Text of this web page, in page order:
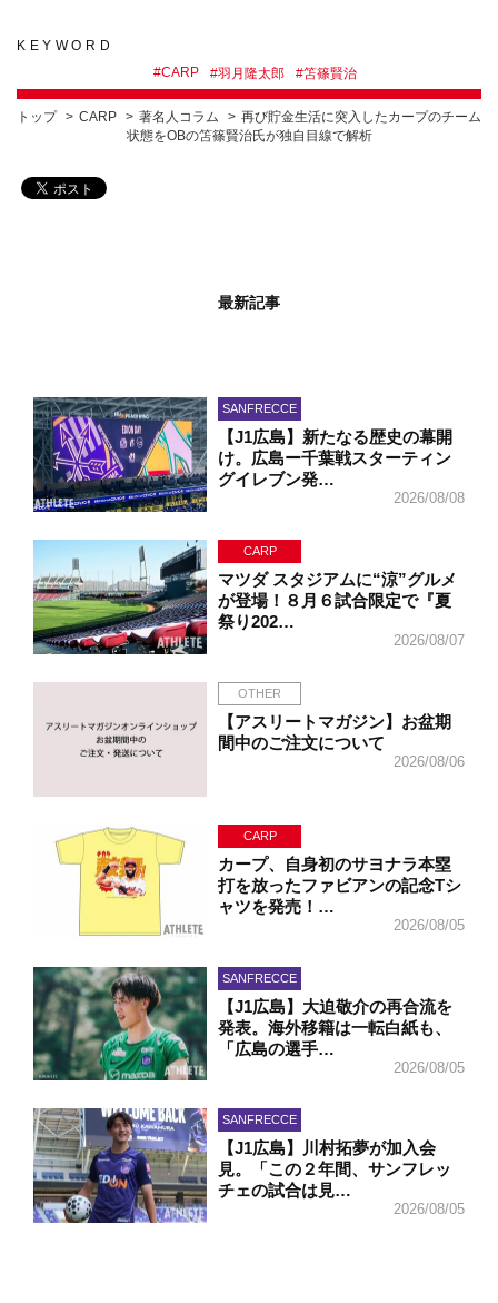
KEYWORD
#CARP #羽月隆太郎 #笘篠賢治
トップ CARP 著名人コラム
再び貯金生活に突入したカープのチーム
状態をOBの笘篠賢治氏が独自目線で解析
最新記事
SANFRECCE
【J1広島】新たなる歴史の幕開
け。広島ー千葉戦スターティン
グイレブン発…
2026/08/08
CARP
マツダ スタジアムに“涼”グルメ
が登場！８月６試合限定で『夏
祭り202…
2026/08/07
OTHER
【アスリートマガジン】お盆期
間中のご注文について
2026/08/06
CARP
カープ、自身初のサヨナラ本塁
打を放ったファビアンの記念Tシ
ャツを発売！…
2026/08/05
SANFRECCE
【J1広島】大迫敬介の再合流を
発表。海外移籍は一転白紙も、
「広島の選手…
2026/08/05
SANFRECCE
【J1広島】川村拓夢が加入会
見。「この２年間、サンフレッ
チェの試合は見…
2026/08/05